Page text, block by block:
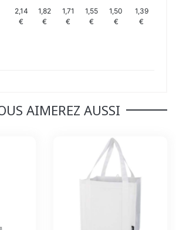
2,14
€
1,82
€
1,71
€
1,55
€
1,50
€
1,39
€
AIMEREZ AUSSI